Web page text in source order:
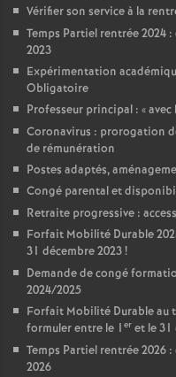
Vérifier son service à la
Temps Partiel rentrée 2024
2023
Expérimentation
Obligatoire
Professeur principal : «avec
Coronavirus : prorogation
de rémunération
Postes adaptés,
Congé parental et
Retraite progressive :
Forfait Mobilité Durable
31 décembre 2023!
Demande de congé
2024/2025
Forfait Mobilité Durable au
formuler entre le 1 er et le 31
Temps Partiel rentrée 2026
2026